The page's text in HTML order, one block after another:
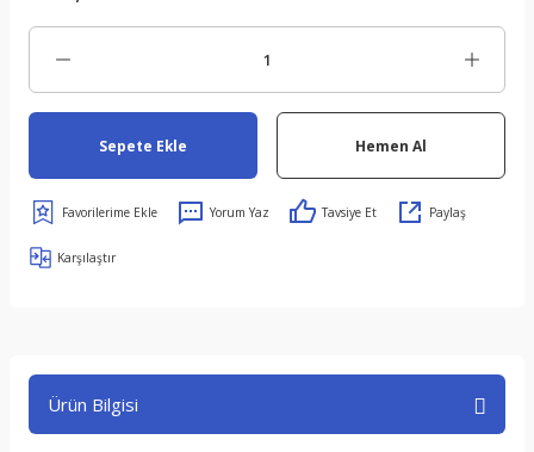
Sepete Ekle Hemen Al
Yorum Yaz Tavsiye Et Paylaş
Karşılaştır
Ürün Bilgisi